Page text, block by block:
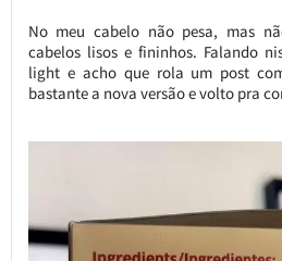
No meu cabelo não pesa, mas
cabelos lisos e fininhos. Falando
light e acho que rola um post
bastante a nova versão e volto pra